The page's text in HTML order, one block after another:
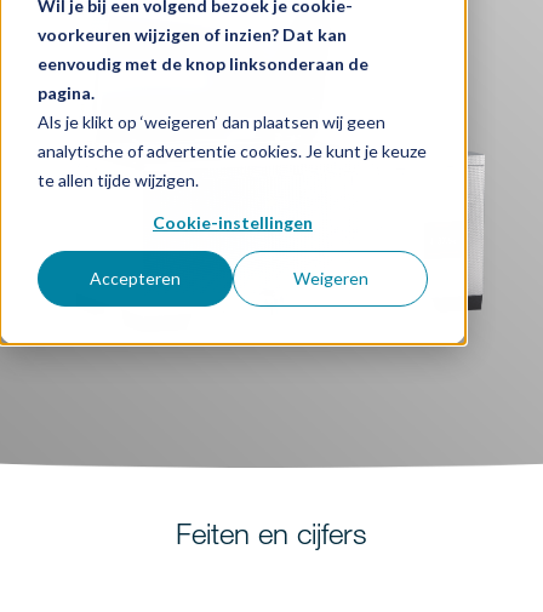
Wil je bij een volgend bezoek je cookie-
voorkeuren wijzigen of inzien? Dat kan
eenvoudig met de knop linksonderaan de
pagina.
Als je klikt op ‘weigeren’ dan plaatsen wij geen
analytische of advertentie cookies. Je kunt je keuze
te allen tijde wijzigen.
Cookie-instellingen
Accepteren Weigeren
Nieuws en evenementen
Downloads
Werken bij
Feiten en cijfers